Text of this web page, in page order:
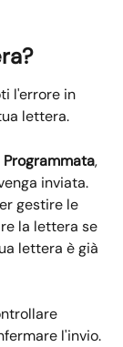
l'errore in
lettera.
Programmata,
inviata.
gestire le
la lettera se
lettera è già
l'invio.